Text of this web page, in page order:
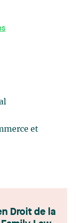
et
Droit de la